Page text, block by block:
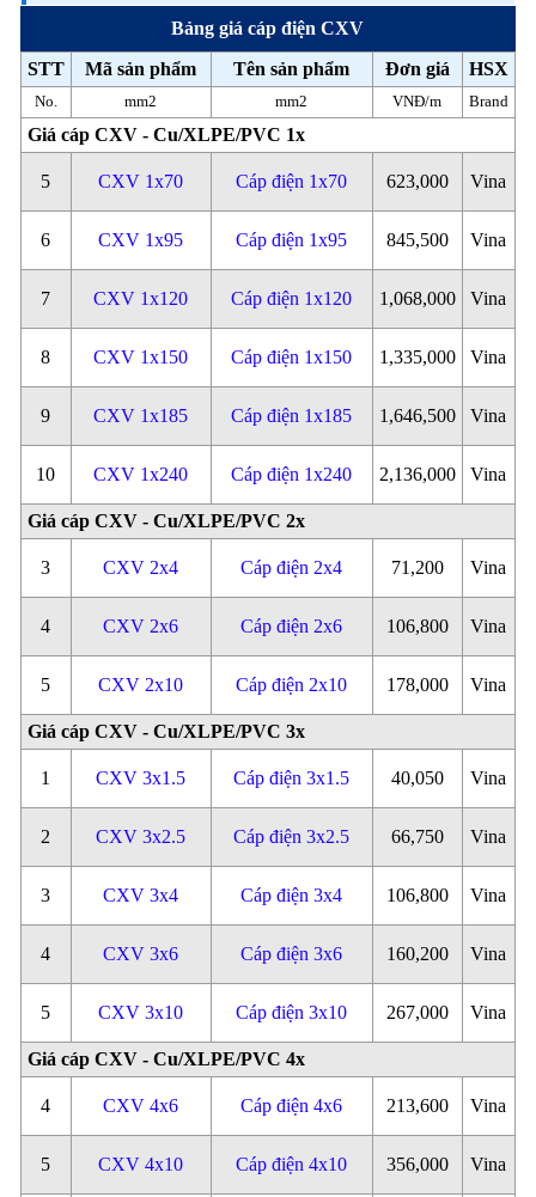
Bảng giá cáp điện CXV
STT
Mã sản phẩm Tên sản phẩm Đơn giá HSX
No. mm2 mm2 VNĐ/m Brand
Giá cáp CXV - Cu/XLPE/PVC 1x
5 CXV 1x70 Cáp điện 1x70 623,000 Vina
6 CXV 1x95 Cáp điện 1x95 845,500 Vina
7 CXV 1x120 Cáp điện 1x120 1,068,000 Vina
8 CXV 1x150 Cáp điện 1x150 1,335,000 Vina
9 CXV 1x185 Cáp điện 1x185 1,646,500 Vina
10 CXV 1x240 Cáp điện 1x240 2,136,000 Vina
Giá cáp CXV - Cu/XLPE/PVC 2x
3 CXV 2x4 Cáp điện 2x4 71,200 Vina
4 CXV 2x6 Cáp điện 2x6 106,800 Vina
5 CXV 2x10 Cáp điện 2x10 178,000 Vina
Giá cáp CXV - Cu/XLPE/PVC 3x
1 CXV 3x1.5 Cáp điện 3x1.5 40,050 Vina
2 CXV 3x2.5 Cáp điện 3x2.5 66,750 Vina
3 CXV 3x4 Cáp điện 3x4 106,800 Vina
4 CXV 3x6 Cáp điện 3x6 160,200 Vina
5 CXV 3x10 Cáp điện 3x10 267,000 Vina
Giá cáp CXV - Cu/XLPE/PVC 4x
4 CXV 4x6 Cáp điện 4x6 213,600 Vina
5 CXV 4x10 Cáp điện 4x10 356,000 Vina